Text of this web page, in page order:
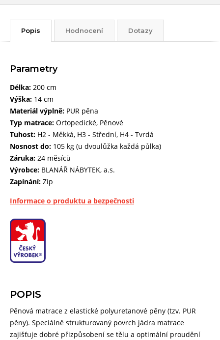
Popis Hodnocení Dotazy
POPIS
Pěnová matrace z elastické polyuretanové pěny (tzv. PUR
pěny). Speciálně strukturovaný povrch jádra matrace
zajišťuje dobré přizpůsobení se tělu a optimální proudění
Parametry
Délka: 200 cm
Výška: 14 cm
Materiál výplně: PUR pěna
Typ matrace: Ortopedické, Pěnové
Tuhost: H2 - Měkká, H3 - Střední, H4 - Tvrdá
Nosnost do: 105 kg (u dvoulůžka každá půlka)
Záruka: 24 měsíců
Výrobce: BLANÁŘ NÁBYTEK, a.s.
Zapínání: Zip
Informace o produktu a bezpečnosti